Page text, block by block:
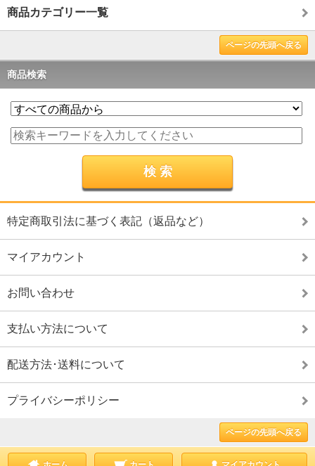
商品カテゴリー一覧
ページの先頭へ戻る
商品検索
特定商取引法に基づく表記（返品など）
マイアカウント
お問い合わせ
支払い方法について
配送方法･送料について
プライバシーポリシー
ページの先頭へ戻る